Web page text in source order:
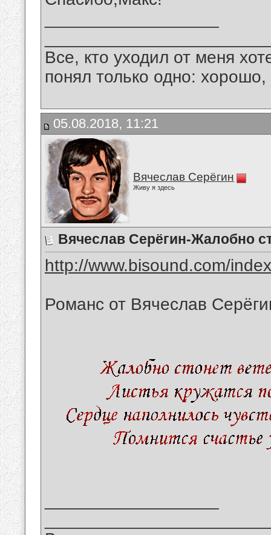
Все, кто уходил от меня
понял только одно:
05.08.2018, 11:21
Вячеслав Серёгин
Живу я здесь
Вячеслав Серёгин-Жалобно
http://www.bisound.com/
Романс от Вячеслав